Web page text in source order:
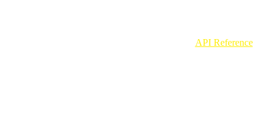
API Reference